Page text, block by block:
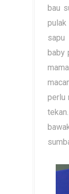
bau
pulak
sapu
baby
perlu